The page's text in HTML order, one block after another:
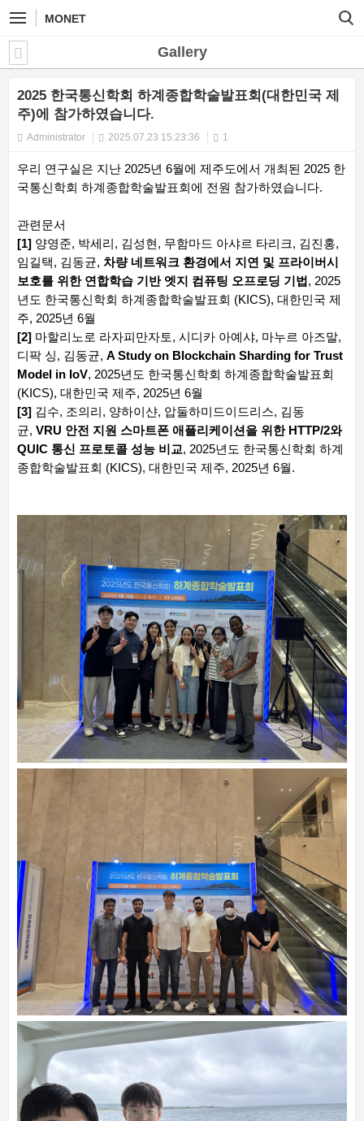
MONET
Gallery
2025 한국통신학회 하계종합학술발표회(대한민국 제
주)에 참가하였습니다.
Administrator 2025.07.23 15:23:36 1
우리 연구실은 지난 2025년 6월에 제주도에서 개최된 2025 한
국통신학회 하계종합학술발표회에 전원 참가하였습니다.
관련문서
[1] 양영준, 박세리, 김성현, 무함마드 아샤르 타리크, 김진홍,
임길택, 김동균, 차량 네트워크 환경에서 지연 및 프라이버시
보호를 위한 연합학습 기반 엣지 컴퓨팅 오프로딩 기법 , 2025
년도 한국통신학회 하계종합학술발표회 (KICS), 대한민국 제
주, 2025년 6월
[2] 마할리노로 라자피만자토, 시디카 아예샤, 마누르 아즈말,
디팍 싱, 김동균, A Study on Blockchain Sharding for Trust
Model in IoV, 2025년도 한국통신학회 하계종합학술발표회
(KICS), 대한민국 제주, 2025년 6월
[3] 김수, 조의리, 양하이샨, 압둘하미드이드리스, 김동
균, VRU 안전 지원 스마트폰 애플리케이션을 위한 HTTP/2와
QUIC 통신 프로토콜 성능 비교, 2025년도 한국통신학회 하계
종합학술발표회 (KICS), 대한민국 제주, 2025년 6월.